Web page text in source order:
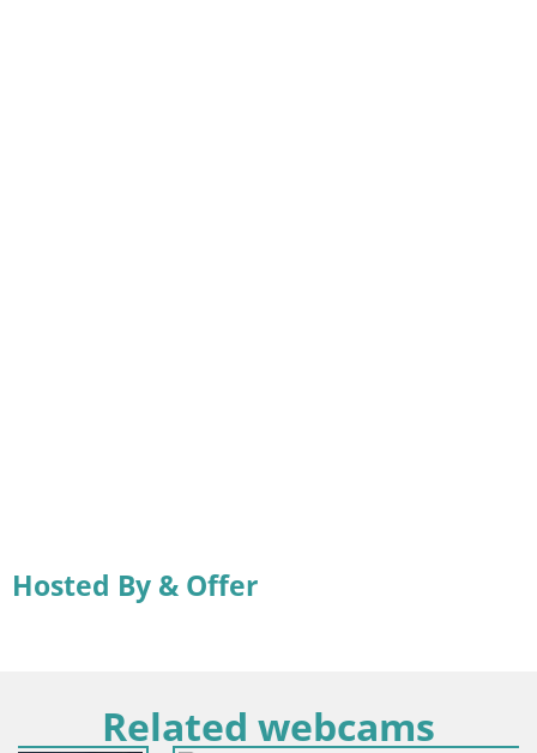
Hosted By & Offer
Related webcams